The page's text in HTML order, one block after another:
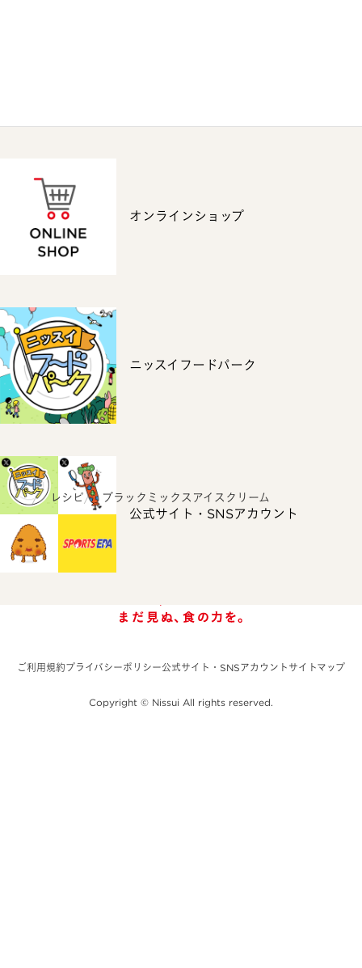
オンラインショップ
ニッスイフードパーク
公式サイト・SNSアカウント
ホーム レシピ ブラックミックスアイスクリーム
ご利用規約プライバシーポリシー公式サイト・SNSアカウント サイトマップ
Copyright © Nissui All rights reserved.